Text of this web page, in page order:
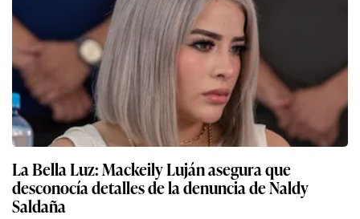
La Bella Luz: Mackeily Luján asegura que
desconocía detalles de la denuncia de Naldy
Saldaña